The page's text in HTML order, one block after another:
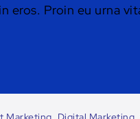
eros. Proin eu urna